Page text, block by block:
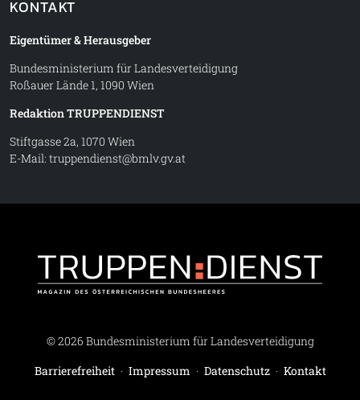
KONTAKT
Eigentümer & Herausgeber
Bundesministerium für Landesverteidigung
Roßauer Lände 1, 1090 Wien
Redaktion TRUPPENDIENST
Stiftgasse 2a, 1070 Wien
E-Mail: truppendienst@bmlv.gv.at
© 2026 Bundesministerium für Landesverteidigung
Barrierefreiheit · Impressum · Datenschutz · Kontakt